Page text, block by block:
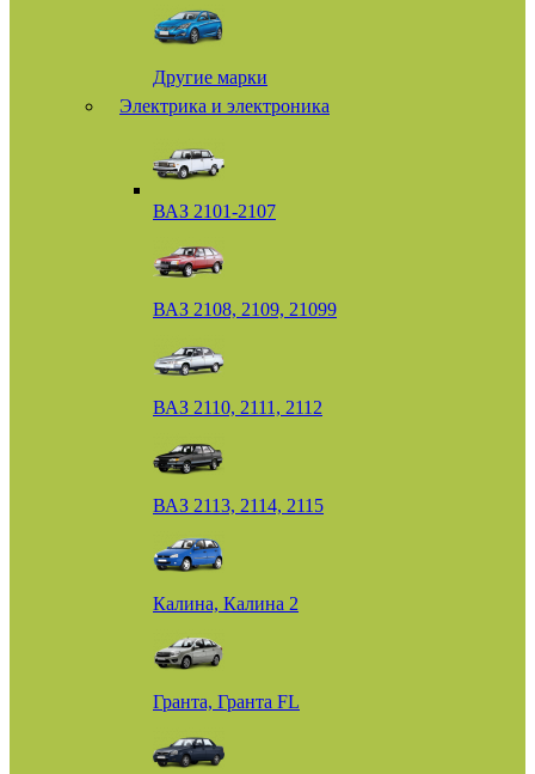
Другие марки
Электрика и электроника
ВАЗ 2101-2107
ВАЗ 2108, 2109, 21099
ВАЗ 2110, 2111, 2112
ВАЗ 2113, 2114, 2115
Калина, Калина 2
Гранта, Гранта FL